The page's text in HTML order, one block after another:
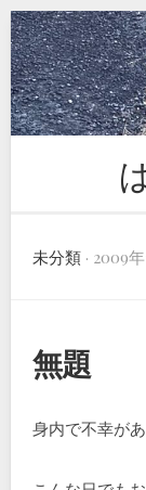
Skip
to
content
未分類 · 2009
無題
身内で不幸があ